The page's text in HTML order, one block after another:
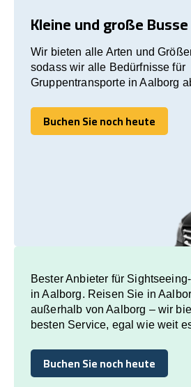
Kleine und große Busse
Wir bieten alle Arten und
sodass wir alle Bedürfnisse für
Gruppentransporte in Aalborg
Buchen Sie noch heute
Buchen Sie noch heute
Bester Anbieter für
in Aalborg. Reisen Sie in
außerhalb von Aalborg – wir
besten Service, egal wie weit
Buchen Sie noch heute
Buchen Sie noch heute